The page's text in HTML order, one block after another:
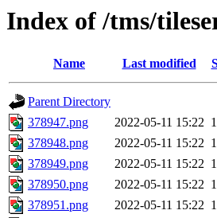
Index of /tms/
Name Last modified
Parent Directory
378947.png
2022-05-11 15:22
378948.png
2022-05-11 15:22
378949.png
2022-05-11 15:22
378950.png
2022-05-11 15:22
378951.png
2022-05-11 15:22